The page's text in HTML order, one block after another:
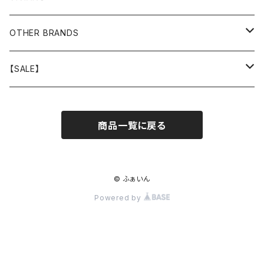
GOODS
OUTER
GOODS
TOPS
BOTTOMS
OUTER
TOPS
OTHER BRANDS
OUTER
【SALE】
商品一覧に戻る
© ふぁいん
Powered by